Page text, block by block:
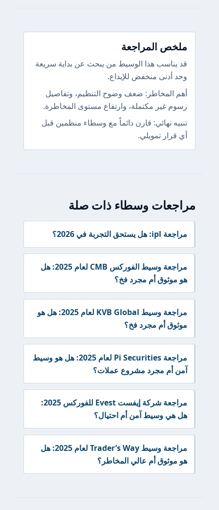
ملخص المراجعة
قد يناسب هذا الوسيط من يبحث عن بداية سريعة
وحد أدنى منخفض للإيداع.
أهم المخاطر: ضعف وضوح التنظيم، وتفاصيل
رسوم غير مكتملة، وارتفاع مستوى المخاطرة.
تنبيه نهائي: قارن دائماً مع وسطاء منظمين قبل
أي قرار تمويلي.
مراجعات وسطاء ذات صلة
مراجعة ipl: هل يستحق التجربة في 2026؟
مراجعة وسيط الفوركس CMB لعام 2025: هل
هو موثوق أم مجرد فخ؟
مراجعة وسيط KVB Global لعام 2025: هل هو
موثوق أم مجرد فخ؟
مراجعة Pi Securities لعام 2025: هل هو وسيط
آمن أم مجرد مشروع عملات؟
مراجعة شركة إيفست Evest للفوركس 2025:
هل هي وسيط آمن أم احتيال؟
مراجعة وسيط Trader’s Way لعام 2025: هل
هو موثوق أم عالي المخاطر؟